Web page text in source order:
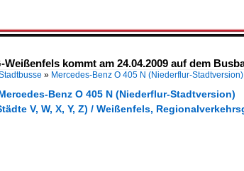
kommt am 24.04.2009 auf dem
» Mercedes-Benz O 405 N (Niederflur-Stadtversion)
Benz O 405 N (Niederflur-Stadtversion)
V, W, X, Y, Z) / Weißenfels,